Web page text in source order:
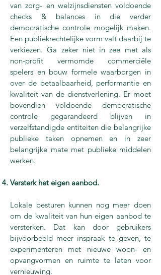
van zorg- en welzijnsdiensten voldoende
checks & balances in die verder
democratische controle mogelijk maken.
Een publiekrechtelijke vorm valt daarbij te
verkiezen. Ga zeker niet in zee met als
non-profit vermomde commerciële
spelers en bouw formele waarborgen in
over de betaalbaarheid, performantie en
kwaliteit van de dienstverlening. Er moet
bovendien voldoende democratische
controle gegarandeerd blijven in
verzelfstandigde entiteiten die belangrijke
publieke taken opnemen en in zeer
belangrijke mate met publieke middelen
werken.
Versterk het eigen aanbod.
Lokale besturen kunnen nog meer doen
om de kwaliteit van hun eigen aanbod te
versterken. Dat kan door gebruikers
bijvoorbeeld meer inspraak te geven, te
experimenteren met nieuwe woon- en
opvangvormen en ruimte te laten voor
vernieuwing.